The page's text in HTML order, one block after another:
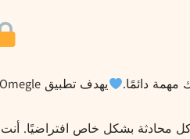
مهمة دائمًا. يهدف تطبيق Omegle إلى إجراء محادثات حقيقية وغير مفلترة، ولكن من المهم أيضًا أن تظل ذكيًا أثناء الدردشة.
كل محادثة بشكل خاص افتراضيًا.